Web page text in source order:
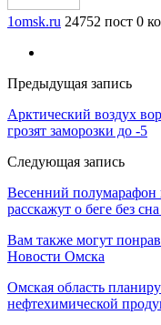
1omsk.ru 24752 пост 0
Предыдущая запись
Арктический воздух
грозят заморозки до -5
Следующая запись
Весенний полумарафон
расскажут о беге без
Вам также могут
Новости Омска
Омская область
нефтехимической